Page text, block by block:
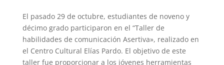
El pasado 29 de octubre, estudiantes de noveno y
décimo grado participaron en el “Taller de
habilidades de comunicación Asertiva», realizado en
el Centro Cultural Elías Pardo. El objetivo de este
taller fue proporcionar a los jóvenes herramientas